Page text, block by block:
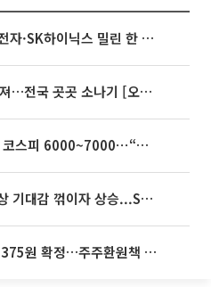
[베스트&워스트] 삼성전자·SK하이닉스 밀린 한 주…상상인증권은 85% 급등
35도 안팎 무더위 이어져…전국 곳곳 소나기 [오늘 날씨]
[주간증시전망] 다음주 코스피 6000~7000⋯“外人 수급은 정책이 변수”
뉴욕증시, 연준 금리인상 기대감 꺾이자 상승...S&P500 사상 최고치 [종합]
SK하이닉스, 분기배당 375원 확정…주주환원책 9월로 앞당겨 발표